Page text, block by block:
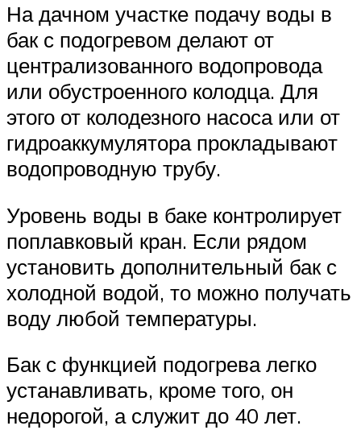
На дачном участке подачу воды в
бак с подогревом делают от
централизованного водопровода
или обустроенного колодца. Для
этого от колодезного насоса или от
гидроаккумулятора прокладывают
водопроводную трубу.
Уровень воды в баке контролирует
поплавковый кран. Если рядом
установить дополнительный бак с
холодной водой, то можно получать
воду любой температуры.
Бак с функцией подогрева легко
устанавливать, кроме того, он
недорогой, а служит до 40 лет.